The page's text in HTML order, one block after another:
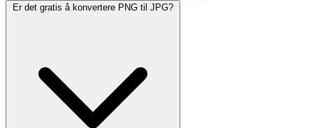
Er det gratis å konvertere PNG til JPG?